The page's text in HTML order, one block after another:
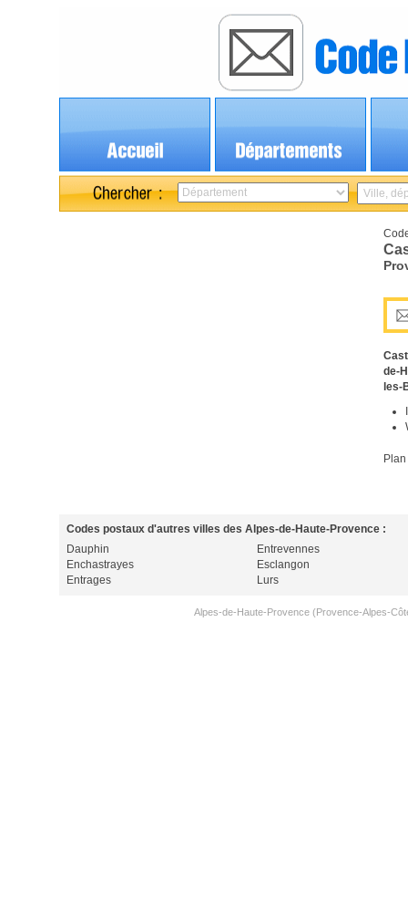
de-
les-
Codes postaux d'autres villes des Alpes-de-Haute-Provence :
Dauphin
Enchastrayes
Entrages
Entrevennes
Esclangon
Lurs
Alpes-de-Haute-Provence (Provence-Alpes-